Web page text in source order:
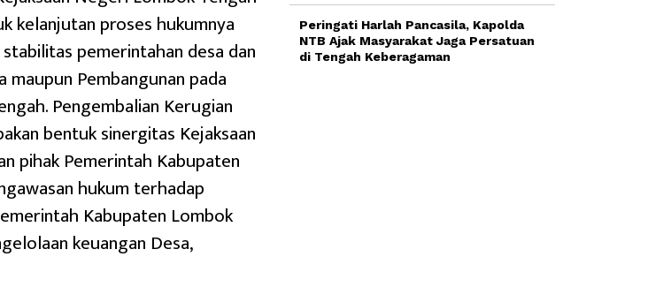
kelanjutan proses hukumnya
pemerintahan desa dan
maupun Pembangunan pada
Pengembalian Kerugian
bentuk sinergitas Kejaksaan
pihak Pemerintah Kabupaten
hukum terhadap
Kabupaten Lombok
keuangan Desa,
Peringati Harlah Pancasila, Kapolda
NTB Ajak Masyarakat Jaga Persatuan
di Tengah Keberagaman